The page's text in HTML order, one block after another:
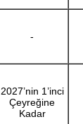
-
2027’nin 1’inci
Çeyreğine
Kadar